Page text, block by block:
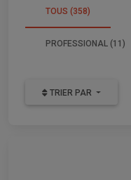
TOUS (358)
PROFESSIONAL (11)
TRIER PAR